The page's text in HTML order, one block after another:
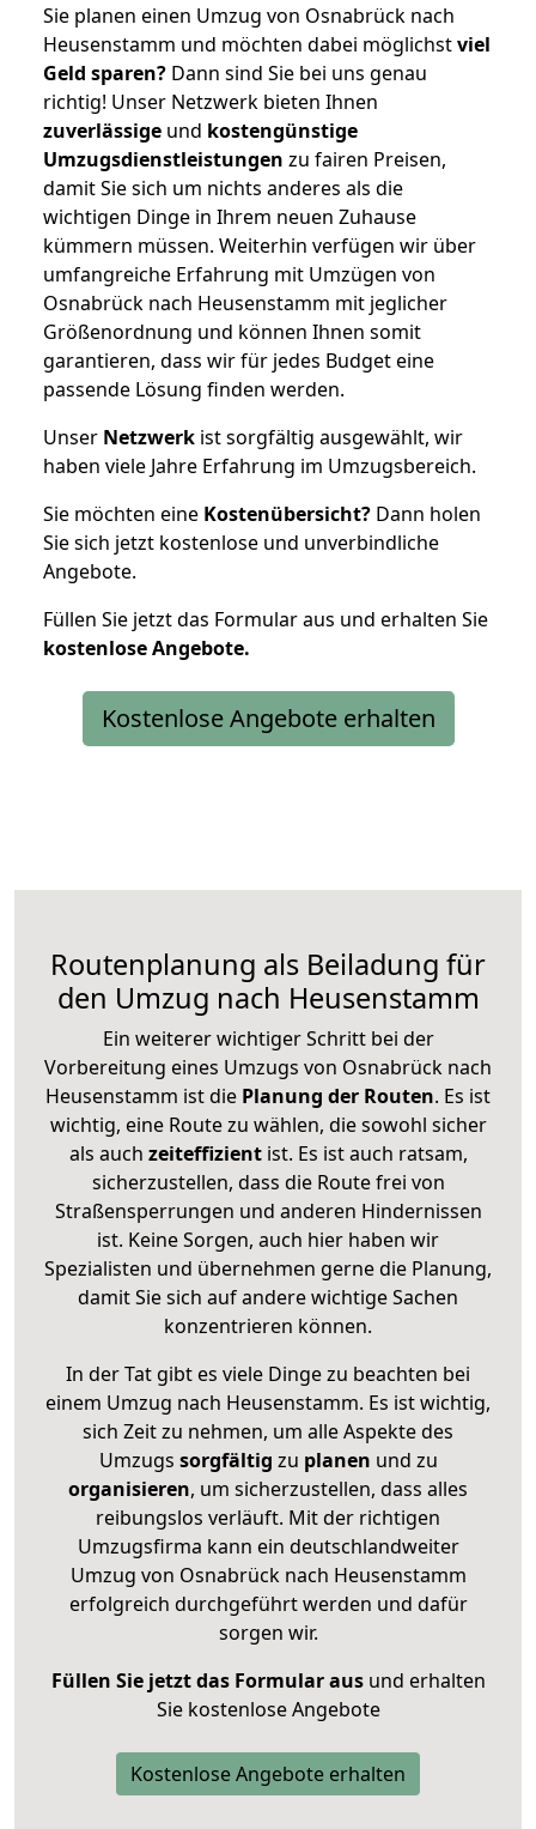
Sie planen einen Umzug von Osnabrück nach
Heusenstamm und möchten dabei möglichstviel
Geld sparen? Dann sind Sie bei uns genau
richtig! Unser Netzwerk bieten Ihnen
zuverlässige und kostengünstige
Umzugsdienstleistungen zu fairen Preisen,
damit Sie sich um nichts anderes als die
wichtigen Dinge in Ihrem neuen Zuhause
kümmern müssen. Weiterhin verfügen wir über
umfangreiche Erfahrung mit Umzügen von
Osnabrück nach Heusenstamm mit jeglicher
Größenordnung und können Ihnen somit
garantieren, dass wir für jedes Budget eine
passende Lösung finden werden.
Unser Netzwerk ist sorgfältig ausgewählt, wir
haben viele Jahre Erfahrung im Umzugsbereich.
Sie möchten eine Kostenübersicht? Dann holen
Sie sich jetzt kostenlose und unverbindliche
Angebote.
Füllen Sie jetzt das Formular aus und erhalten Sie
kostenloseAngebote.
Kostenlose Angebote erhalten
Routenplanung als Beiladung für
den Umzug nach Heusenstamm
Ein weiterer wichtiger Schritt bei der
Vorbereitung eines Umzugs von Osnabrück nach
Heusenstamm ist die Planung der Routen. Es ist
wichtig, eine Route zu wählen, die sowohl sicher
als auch zeiteffizientist. Es ist auch ratsam,
sicherzustellen, dass die Route frei von
Straßensperrungen und anderen Hindernissen
ist. Keine Sorgen, auch hier haben wir
Spezialisten und übernehmen gerne die Planung,
damit Sie sich auf andere wichtige Sachen
konzentrieren können.
In der Tat gibt es viele Dinge zu beachten bei
einem Umzug nach Heusenstamm. Es ist wichtig,
sich Zeit zu nehmen, um alle Aspekte des
Umzugs sorgfältig zu planen und zu
organisieren, um sicherzustellen, dass alles
reibungslos verläuft. Mit der richtigen
Umzugsfirma kann ein deutschlandweiter
Umzug von Osnabrück nach Heusenstamm
erfolgreich durchgeführt werden und dafür
sorgen wir.
Füllen Sie jetzt das Formular ausund erhalten
Sie kostenlose Angebote
Kostenlose Angebote erhalten